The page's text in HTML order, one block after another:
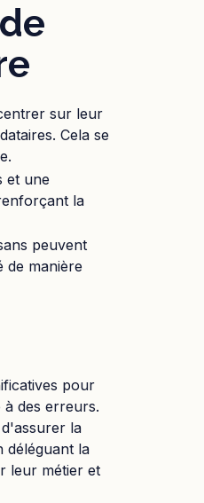
sur leur
Cela se
et une
la
peuvent
de manière
pour
à des erreurs.
la
déléguant la
leur métier et